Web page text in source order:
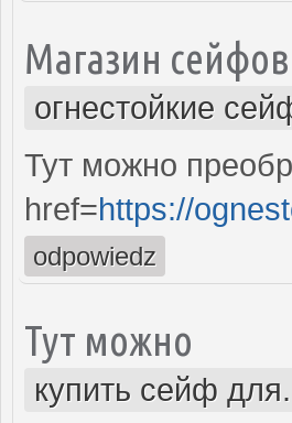
Магазин сейфов
огнестойкие
Тут можно
href=https://
odpowiedz
Тут можно
купить сейф